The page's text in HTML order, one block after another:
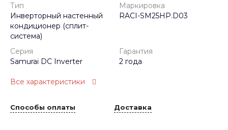
Тип
Инверторный настенный
кондиционер (сплит-
система)
Маркировка
RACI-SM25HP.D03
Серия
Samurai DC Inverter
Гарантия
2 года
Все характеристики
Способы оплаты Доставка